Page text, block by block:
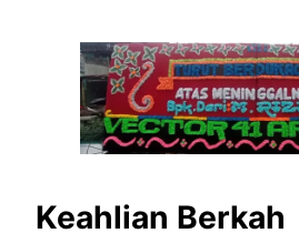
Keahlian Berkah